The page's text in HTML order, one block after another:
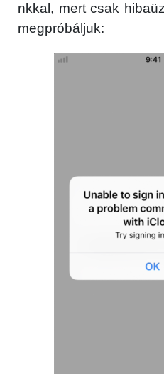
nkkal, mert csak
megpróbáljuk: